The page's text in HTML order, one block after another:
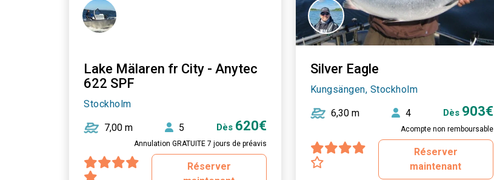
Lake Mälaren fr City - Anytec
622 SPF
Stockholm
7,00 m 5 Dès 620€
Annulation GRATUITE 7 jours de préavis
Réserver
Silver Eagle
Kungsängen, Stockholm
6,30 m 4 Dès 903€
Acompte non remboursable
Réserver
maintenant